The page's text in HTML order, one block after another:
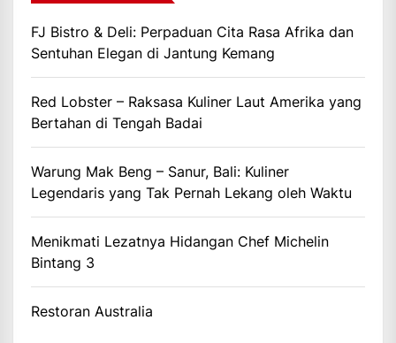
FJ Bistro & Deli: Perpaduan Cita Rasa Afrika dan
Sentuhan Elegan di Jantung Kemang
Red Lobster – Raksasa Kuliner Laut Amerika yang
Bertahan di Tengah Badai
Warung Mak Beng – Sanur, Bali: Kuliner
Legendaris yang Tak Pernah Lekang oleh Waktu
Menikmati Lezatnya Hidangan Chef Michelin
Bintang 3
Restoran Australia